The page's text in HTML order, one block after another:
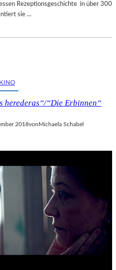
Rezeptionsgeschichte in über 300
sie …
KINO
herederas“/“Die Erbinnen“
2018von Michaela Schabel